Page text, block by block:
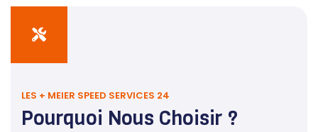
LES + MEIER SPEED SERVICES 24
Pourquoi Nous Choisir ?